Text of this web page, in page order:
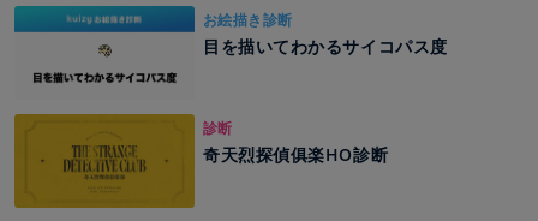
お絵描き診断
目を描いてわかるサイコパス度
診断
奇天烈探偵俱楽HO診断